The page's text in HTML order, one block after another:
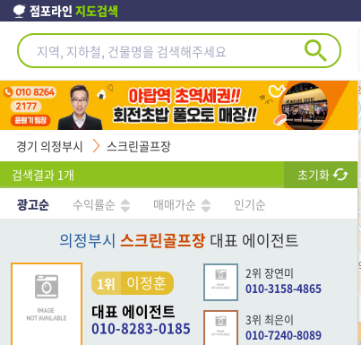
점포라인 지도검색
경기 의정부시
스크린골프장
검색결과 1개
초기화
광고순
수익률순 매매가순 인기순
의정부시 스크린골프장대표 에이전트
1위
이정훈
대표 에이전트
010-8283-0185
2위 장연미
010-3158-4865
3위 최은이
010-7240-8089